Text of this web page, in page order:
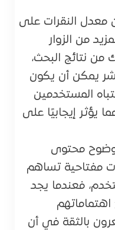
معدل النقرات على
من الزوار
من نتائج البحث،
يمكن أن يكون
المستخدمين
يؤثر إيجابيًا على
محتوى
مفتاحية تساهم
فعندما يجد
اهتماماتهم
بالثقة في أن